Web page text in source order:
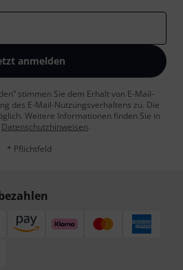
anmelden
stimmen Sie dem Erhalt von E-Mail-
des E-Mail-Nutzungsverhaltens zu. Die
Weitere Informationen finden Sie in
Datenschutzhinweisen.
* Pflichtfeld